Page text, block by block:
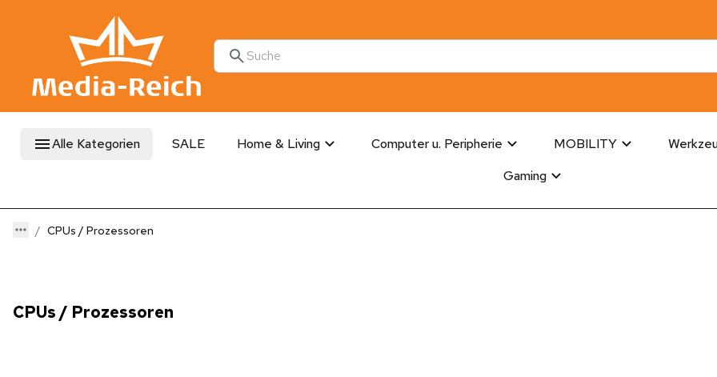
Alle Kategorien SALE Home & Living Computer u. Peripherie MOBILITY
Gaming
CPUs / Prozessoren
CPUs / Prozessoren